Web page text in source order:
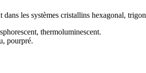
dans les systèmes cristallins hexagonal,
thermoluminescent.
pourpré.